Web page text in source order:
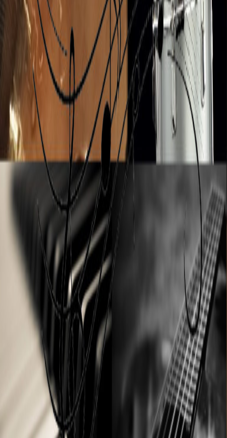
Enseignement du saxophone
Eveil piano et musical
Infos Pratiques
Tarifs
Tarifs Guitare / Basse
Tarifs Piano / Clavier
Tarifs Initiation Piano
Tarifs Batterie